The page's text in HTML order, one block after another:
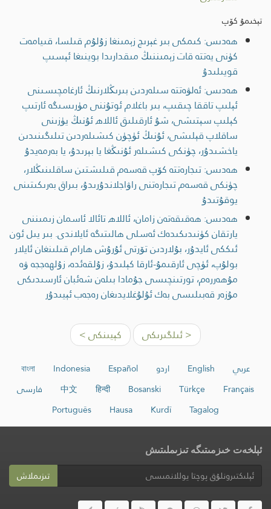
تېخىمۇ كۆپ
ھەدىس: كىمكى بىر غېرىچ زېمىنغا زۇلۇم قىلسا، قىيامەت
كۈنى يەتتە قات زېمىننىڭ مىقدارىدا بوينىغا ئېسىپ
قويىلىدۇ
ھەدىس: ئەلۋەتتە سىلەردىن بىرىڭلارنىڭ ئارغامچىسىنى
ئېلىپ تاققا چىقىپ، بىر باغلام ئوتۇننى مۈرىسىگە ئارتىپ
كېلىپ سېتىشى، شۇ ئارقىلىق ئاللاھ ئۇنىڭ يۈزىنى
ساقلاپ قېلىشى، ئۇنىڭ ئۈچۈن كىشىلەردىن تىلىگىنىدىن
ياخشىدۇر، چۈنكى كىشىلەر ئۇنىڭغا يا بېرىدۇ، يا بەرمەيدۇ
ھەدىس: تىجارەتتە كۆپ قەسەم قىلىشتىن ساقلىنىڭلار،
چۈنكى قەسەم تىجارەتنى راۋاجلاندۇرىدۇ، بىراق بەرىكىتىنى
يوقۇتىدۇ
ھەدىس: ھەقىقەتەن زامان، ئاللاھ تائالا ئاسمان زىمىننى
يارتقان كۈنىدىكىدەك ئەسلى ھالىتىگە ئايلاندى. بىر يىل ئون
ئىككى ئايدۇر، بۇلاردىن تۆرتى ئۇرۇش ھارام قىلىنغان ئايلار
بولۇپ، ئۈچى ئارقىمۇ-ئارقا كېلىدۇ، زۇلقەئدە، زۇلھەججە ۋە
مۇھەررەم، تورتىنچىسى جۇمادا بىلەن شەئبان ئارسىدىكى
مۇزەر قەبىلىسى بەك ئۇلۇغلايدىغان رەجەب ئېيىدۇر
< ئىلگىرىكى كېيىنكى >
عربي English اردو Español
Indonesia
বাংলা
Français
Türkçe
Bosanski
हिन्दी
中文
فارسی
Tagalog
Kurdî
Hausa
Português
ئېلخەت خىزمىتىگە تىزىملىتىش
تىزىملاش